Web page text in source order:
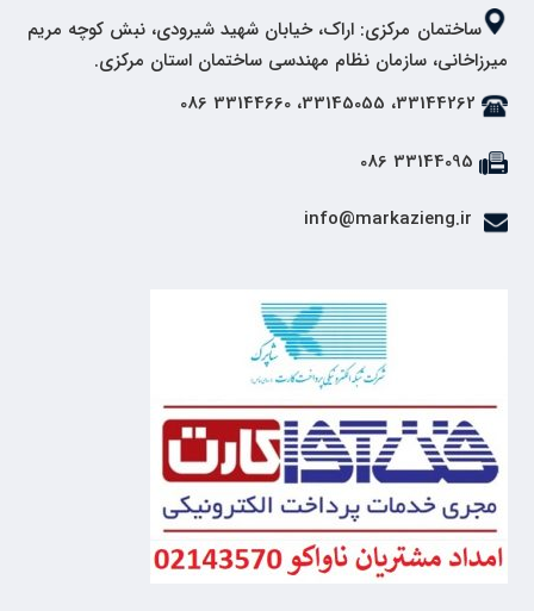
ساختمان مرکزی: اراک، خیابان شهید شیرودی، نبش کوچه مریم
میرزاخانی، سازمان نظام مهندسی ساختمان استان مرکزی.
33144262، 33145055، 33144660 086
33144095 086